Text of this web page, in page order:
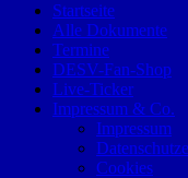
Startseite
Alle Dokumente
Termine
DESV-Fan-Shop
Live-Ticker
Impressum & Co.
Impressum
Cookies